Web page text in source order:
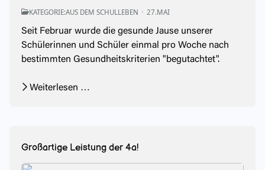
KATEGORIE:AUS DEM SCHULLEBEN 27.MAI
Seit Februar wurde die gesunde Jause unserer
Schülerinnen und Schüler einmal pro Woche nach
bestimmten Gesundheitskriterien "begutachtet".
Weiterlesen …
Großartige Leistung der 4a!